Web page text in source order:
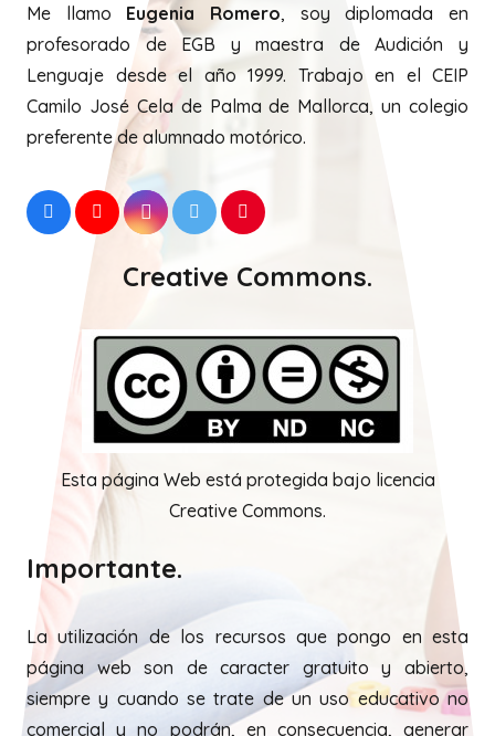
Me llamo Eugenia Romero, soy diplomada en
profesorado de EGB y maestra de Audición y
Lenguaje desde el año 1999. Trabajo en el CEIP
Camilo José Cela de Palma de Mallorca, un colegio
preferente de alumnado motórico.
Creative Commons.
Esta página Web está protegida bajo licencia
Creative Commons.
Importante.
La utilización de los recursos que pongo en esta
página web son de caracter gratuito y abierto,
siempre y cuando se trate de un uso educativo no
comercial y no podrán, en consecuencia, generar